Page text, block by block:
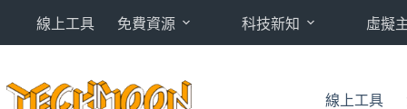
內
線上工具 免費資源 科技新知 虛擬
線上工具